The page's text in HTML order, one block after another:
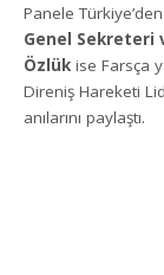
Panele
Genel Sekreteri
Özlük ise Farsça
Direniş Hareketi
anılarını paylaştı.